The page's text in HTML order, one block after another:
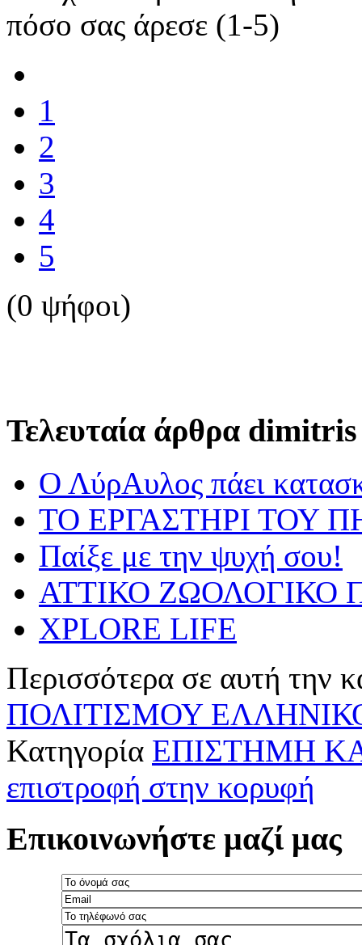
πόσο σας άρεσε (1-5)
1
2
3
4
5
(0 ψήφοι)
Τελευταία άρθρα dimitris
Ο ΛύρΑυλος πάει
ΤΟ ΕΡΓΑΣΤΗΡΙ ΤΟΥ
Παίξε με την ψυχή σου!
ΑΤΤΙΚΟ ΖΩΟΛΟΓΙΚΟ
XPLORE LIFE
Περισσότερα σε αυτή την
ΠΟΛΙΤΙΣΜΟΥ
Κατηγορία ΕΠΙΣΤΗΜΗ
επιστροφή στην κορυφή
Επικοινωνήστε μαζί μας